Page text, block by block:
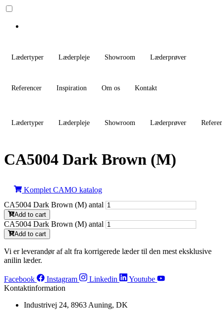
Lædertyper Læderpleje Showroom Læderprøver
Referencer Inspiration Om os Kontakt
Lædertyper Læderpleje Showroom Læderprøver
CA5004 Dark Brown (M)
Komplet CAMO katalog
CA5004 Dark Brown (M) antal
Add to cart
CA5004 Dark Brown (M) antal
Add to cart
Vi er leverandør af alt fra korrigerede læder til den mest eksklusive
anilin læder.
Facebook Instagram Linkedin
Youtube
Kontaktinformation
Industrivej 24, 8963 Auning, DK